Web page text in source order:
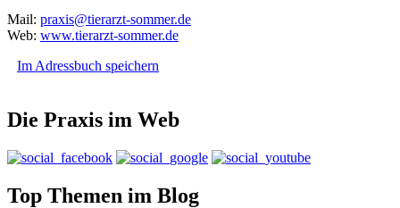
Mail: praxis@tierarzt-sommer.de
Web: www.tierarzt-sommer.de
Im Adressbuch speichern
Die Praxis im Web
Top Themen im Blog